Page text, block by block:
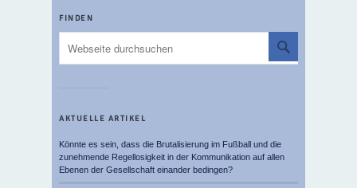
FINDEN
AKTUELLE ARTIKEL
Könnte es sein, dass die Brutalisierung im Fußball und die
zunehmende Regellosigkeit in der Kommunikation auf allen
Ebenen der Gesellschaft einander bedingen?